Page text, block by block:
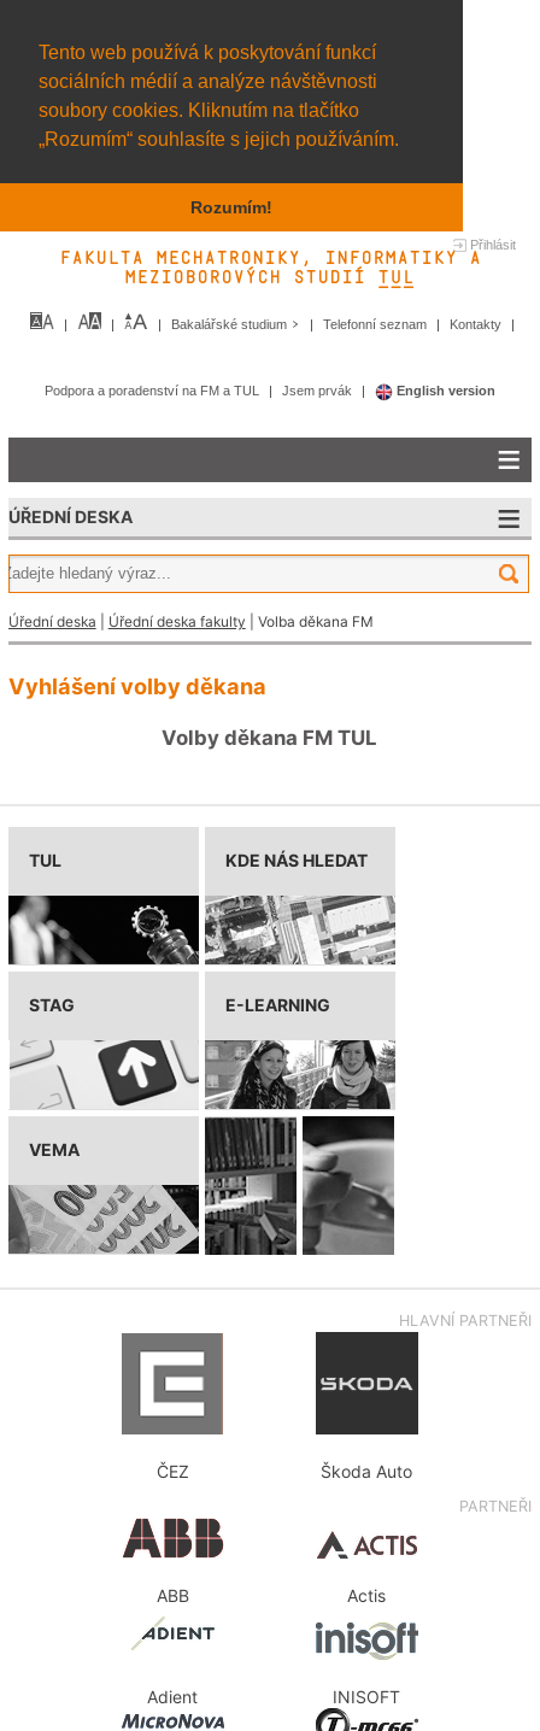
Tento web používá k poskytování funkcí
sociálních médií a analýze návštěvnosti
soubory cookies. Kliknutím na tlačítko
„Rozumím“ souhlasíte s jejich používáním.
Rozumím!
Přihlásit
Fakulta mechatroniky, informatiky a
mezioborových studií TUL&
Bakalářské studium Telefonní seznam Kontakty
Podpora a poradenství na FM a TUL Jsem prvák English version
ÚŘEDNÍ DESKA
Úřední deska Úřední deska fakulty | Volba děkana FM
Vyhlášení volby děkana
Volby děkana FM TUL
TUL KDE NÁS HLEDAT
STAG E-LEARNING
VEMA
HLAVNÍ PARTNEŘI
ČEZ Škoda Auto
PARTNEŘI
ABB Actis
Adient INISOFT